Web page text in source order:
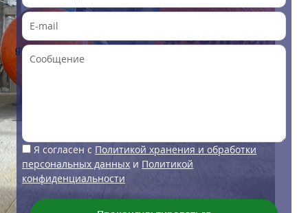
Я согласен с Политикой хранения и обработки
персональных данных и Политикой
конфиденциальности